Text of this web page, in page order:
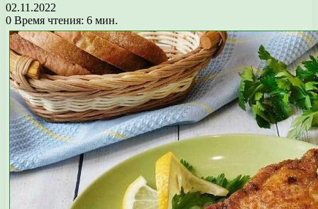
02.11.2022
0 Время чтения: 6 мин.